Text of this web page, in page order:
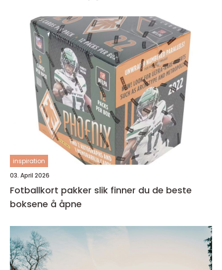
inspiration
03. April 2026
Fotballkort pakker slik finner du de beste
boksene å åpne